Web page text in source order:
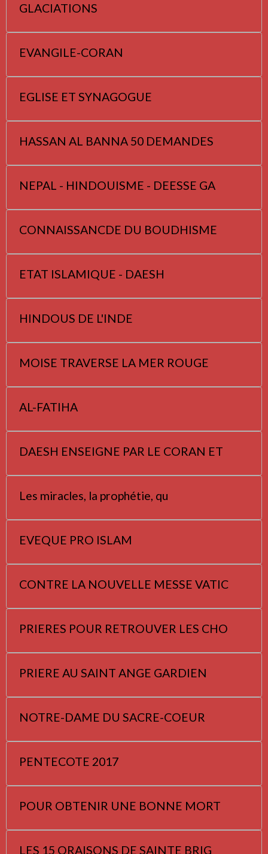
GLACIATIONS
EVANGILE-CORAN
EGLISE ET SYNAGOGUE
HASSAN AL BANNA 50 DEMANDES
NEPAL - HINDOUISME - DEESSE GA
CONNAISSANCDE DU BOUDHISME
ETAT ISLAMIQUE - DAESH
HINDOUS DE L'INDE
MOISE TRAVERSE LA MER ROUGE
AL-FATIHA
DAESH ENSEIGNE PAR LE CORAN ET
Les miracles, la prophétie, qu
EVEQUE PRO ISLAM
CONTRE LA NOUVELLE MESSE VATIC
PRIERES POUR RETROUVER LES CHO
PRIERE AU SAINT ANGE GARDIEN
NOTRE-DAME DU SACRE-COEUR
PENTECOTE 2017
POUR OBTENIR UNE BONNE MORT
LES 15 ORAISONS DE SAINTE BRIG